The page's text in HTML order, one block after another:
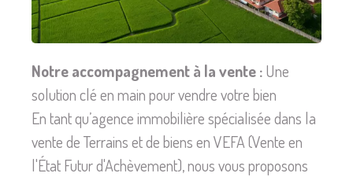
Notre accompagnement à la vente :Une
solution clé en main pour vendre votre bien
En tant qu’agence immobilière spécialisée dans la
vente de Terrains et de biens en VEFA (Vente en
l'État Futur d'Achèvement), nous vous proposons